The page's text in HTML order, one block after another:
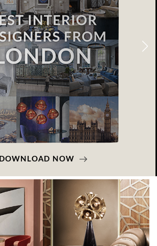
DOWNLOAD NOW